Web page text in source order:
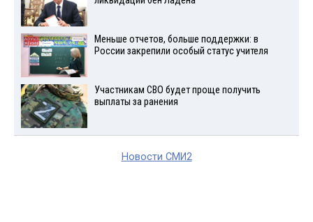
Меньше отчетов, больше поддержки: в
России закрепили особый статус учителя
Участникам СВО будет проще получить
выплаты за ранения
Новости СМИ2